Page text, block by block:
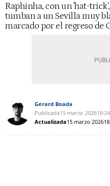
Raphinha, con un 'hat-
tumban a un Sevilla muy
marcado por el regreso de
Gerard Boada
Publicada15 marzo 2026
Actualizada15 marzo 2026